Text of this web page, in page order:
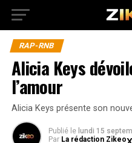
RAP-RNB
Alicia Keys
l’amour
Alicia Keys présente son
Publié le lundi 15
Par La rédaction Zikeo